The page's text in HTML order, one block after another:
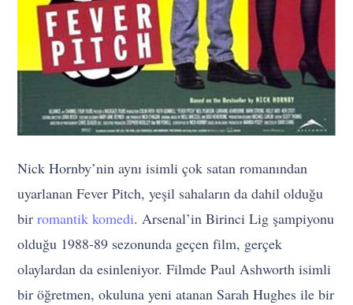
Nick Hornby’nin aynı isimli çok satan romanından
uyarlanan Fever Pitch, yeşil sahaların da dahil olduğu
birromantik komedi. Arsenal’in Birinci Lig şampiyonu
olduğu 1988-89 sezonunda geçen film, gerçek
olaylardan da esinleniyor. Filmde Paul Ashworth isimli
bir öğretmen, okuluna yeni atanan Sarah Hughes ile bir